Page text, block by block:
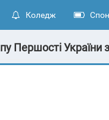
Коледж
Першості України